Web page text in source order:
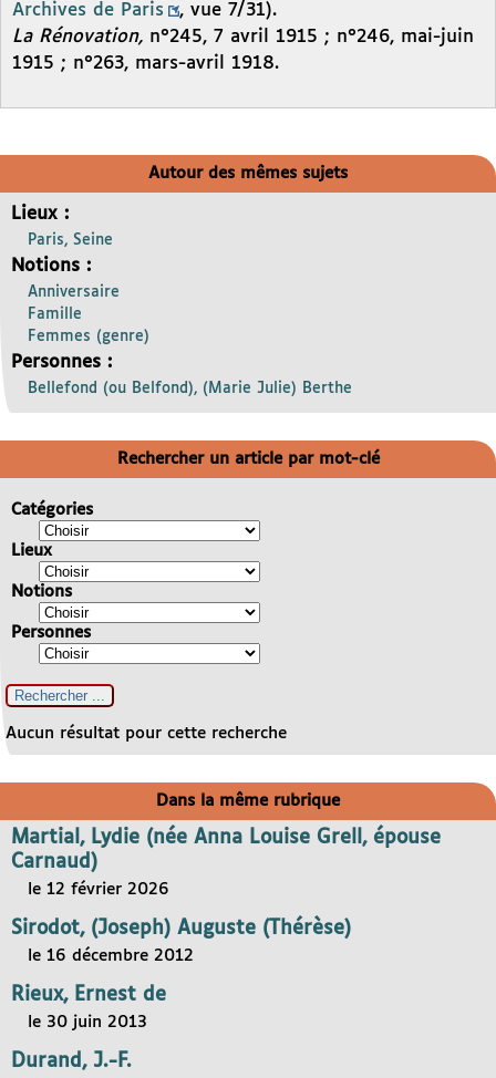
Archives de Paris
, vue 7/31).
La Rénovation, n°245, 7 avril 1915 ; n°246, mai-juin
1915 ; n°263, mars-avril 1918.
Autour des mêmes sujets
Lieux :
Paris, Seine
Notions :
Anniversaire
Famille
Femmes (genre)
Personnes :
Bellefond (ou Belfond), (Marie Julie) Berthe
Rechercher un article par mot-clé
Catégories
Lieux
Notions
Personnes
Aucun résultat pour cette recherche
Dans la même rubrique
Martial, Lydie (née Anna Louise Grell, épouse
Carnaud)
le 12 février 2026
Sirodot, (Joseph) Auguste (Thérèse)
le 16 décembre 2012
Rieux, Ernest de
le 30 juin 2013
Durand, J.-F.